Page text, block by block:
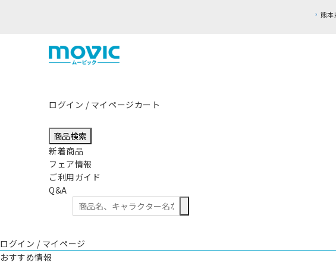
ログイン / マイページカート
商品検索
新着商品
フェア情報
ご利用ガイド
Q&A
ログイン / マイページ
おすすめ情報